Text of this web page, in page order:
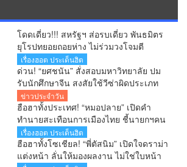
โดดเดี่ยว!!! สหรัฐฯ ส่อรบเดี่ยว พันธมิตร
ยุโรปทยอยถอยห่าง ไม่ร่วมวงโจมตี
อิหร่าน
เรื่องฮอต ประเด็นฮิต
ด่วน! “ยศชนัน” สั่งสอบมหาวิทยาลัย ปม
รับนักศึกษาจีน สงสัยใช้วีซ่าผิดประเภท
ลั่นพบจะเอาผิด
ข่าวประจำวัน
ฮือฮาทั้งประเทศ! “หมอปลาย” เปิดคำ
ทำนายสะเทือนการเมืองไทย ชี้นายกฯคน
ใหม่ หนุ่มหน้าใหม่ พรรคใหม่ โปรไฟล์
แกร่ง แบ็กแน่น ท่านยมบอก
เรื่องฮอต ประเด็นฮิต
ฮือฮาทั้งโซเชียล! “พี่ตัสนิม” เปิดใจดราม่า
แต่งหน้า ลั่นให้มองผลงาน ไม่ใช่ใบหน้า